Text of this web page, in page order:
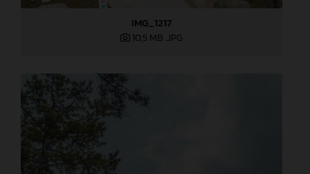
IMG_1217
10,5 MB .JPG